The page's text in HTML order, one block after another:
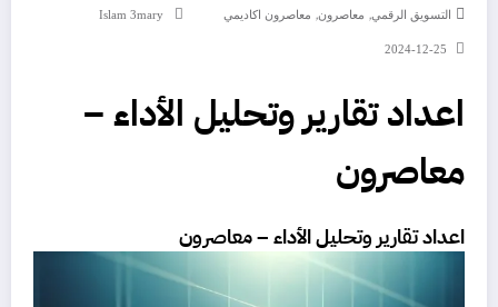
التسويق الرقمي, معاصرون, معاصرون اكاديمي Islam 3mary
2024-12-25
اعداد تقارير وتحليل الأداء –
معاصرون
اعداد تقارير وتحليل الأداء – معاصرون